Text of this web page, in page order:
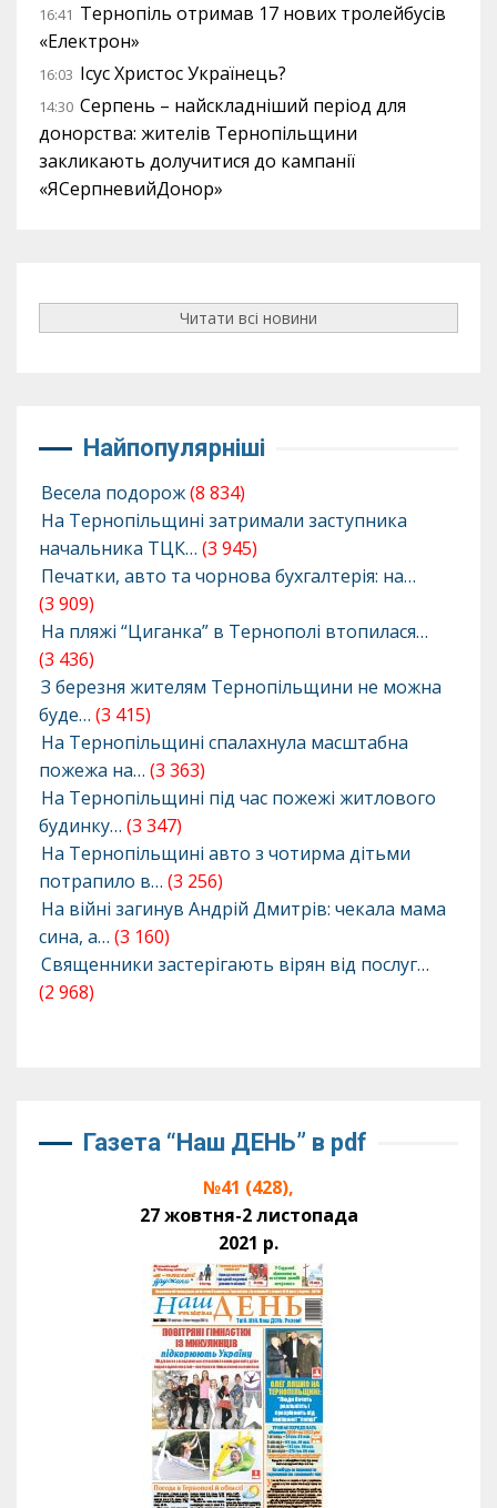
16:41 Тернопіль отримав 17 нових тролейбусів
«Електрон»
16:03 Ісус Христос Українець?
14:30 Серпень – найскладніший період для
донорства: жителів Тернопільщини
закликають долучитися до кампанії
«ЯСерпневийДонор»
Читати всі новини
Найпопулярніші
Весела подорож(8 834)
На Тернопільщині затримали заступника
начальника ТЦК… (3 945)
Печатки, авто та чорнова бухгалтерія: на…
(3 909)
На пляжі “Циганка” в Тернополі втопилася…
(3 436)
З березня жителям Тернопільщини не можна
буде… (3 415)
На Тернопільщині спалахнула масштабна
пожежа на… (3 363)
На Тернопільщині під час пожежі житлового
будинку… (3 347)
На Тернопільщині авто з чотирма дітьми
потрапило в… (3 256)
На війні загинув Андрій Дмитрів: чекала мама
сина, а… (3 160)
Священники застерігають вірян від послуг…
(2 968)
Газета “Наш ДЕНЬ” в pdf
№41 (428),
27 жовтня-2 листопада
2021 р.